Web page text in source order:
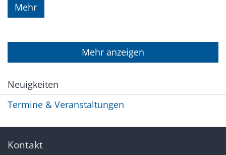
Mehr
Mehr anzeigen
Neuigkeiten
Termine & Veranstaltungen
Kontakt